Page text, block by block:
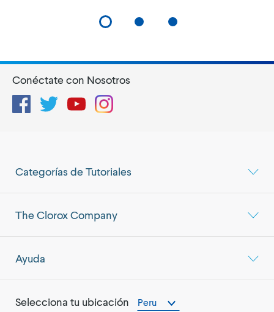
Categorías de Tutoriales
The Clorox Company
Ayuda
Selecciona tu ubicación Peru
Conéctate con Nosotros
FacebookTwitterYouTubeInstagram